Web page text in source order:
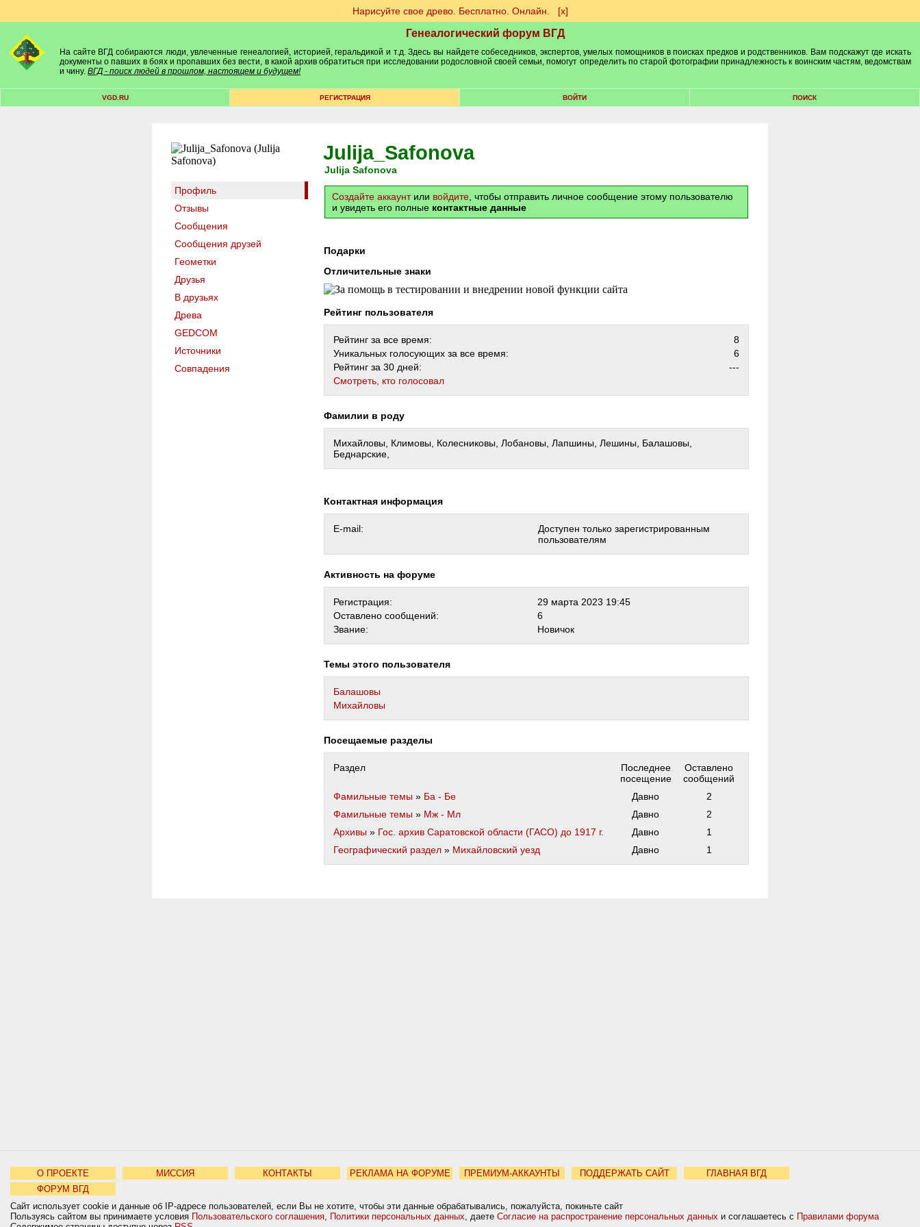
Нарисуйте свое древо. Бесплатно. Онлайн. [х]
Генеалогический форум ВГД
На сайте ВГД собираются люди, увлеченные генеалогией, историей, геральдикой и т.д. Здесь вы найдете собеседников, экспертов, умелых помощников в поисках предков и родственников. Вам подскажут где искать
документы о павших в боях и пропавших без вести, в какой архив обратиться при исследовании родословной своей семьи, помогут определить по старой фотографии принадлежность к воинским частям, ведомствам
и чину. ВГД - поиск людей в прошлом, настоящем и будущем!
VGD.RU РЕГИСТРАЦИЯ ВОЙТИ ПОИСК
Профиль
Отзывы
Сообщения
Сообщения друзей
Геометки
Друзья
В друзьях
Древа
GEDCOM
Источники
Совпадения
Julija_Safonova
Julija Safonova
Создайте аккаунтили войдите , чтобы отправить личное сообщение этому пользователю
и увидеть его полные контактные данные
Подарки
Отличительные знаки
Рейтинг пользователя
Рейтинг за все время:
8
Уникальных голосующих за все время:
6
Рейтинг за 30 дней:
---
Cмотреть, кто голосовал
Фамилии в роду
Михайловы, Климовы, Колесниковы, Лобановы, Лапшины, Лешины, Балашовы,
Беднарские,
Контактная информация
E-mail:
Доступен только зарегистрированным
пользователям
Активность на форуме
Регистрация:
29 марта 2023 19:45
Оставлено сообщений:
6
Звание:
Новичок
Темы этого пользователя
Балашовы
Михайловы
Посещаемые разделы
Раздел
Последнее
посещение
Оставлено
сообщений
Фамильные темы » Ба - Бе Давно
2
Фамильные темы » Мж - Мл Давно
2
Архивы » Гос. архив Саратовской области (ГАСО) до 1917 г. Давно
1
Географический раздел » Михайловский уезд Давно 1
О ПРОЕКТЕ МИССИЯ КОНТАКТЫ РЕКЛАМА НА ФОРУМЕ ПРЕМИУМ-АККАУНТЫ ПОДДЕРЖАТЬ САЙТ
ГЛАВНАЯ ВГД
ФОРУМ ВГД
Сайт использует cookie и данные об IP-адресе пользователей, если Вы не хотите, чтобы эти данные обрабатывались, пожалуйста, покиньте сайт
Пользуясь сайтом вы принимаете условия Пользовательского соглашения, Политики персональных данных, даете Согласие на распространение персональных данных и соглашаетесь с Правилами форума